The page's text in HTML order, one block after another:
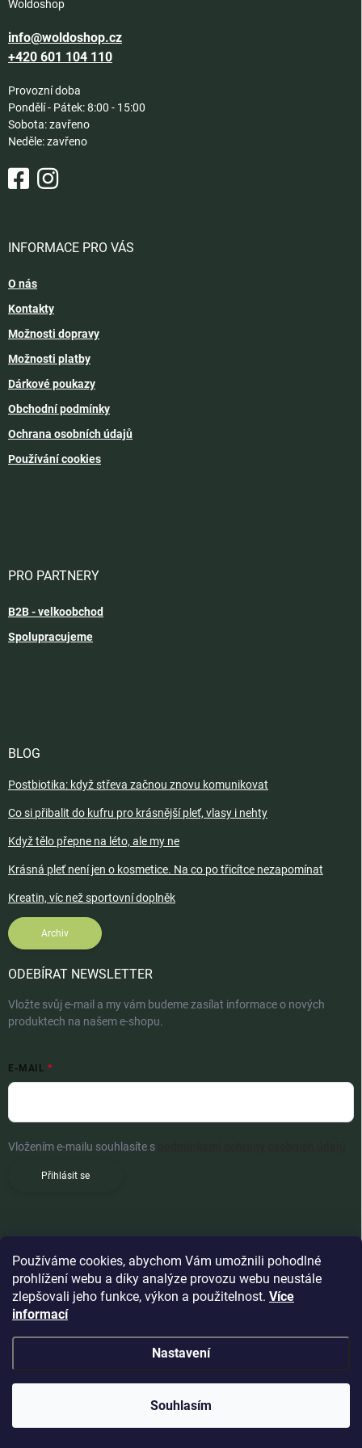
Používáme cookies, abychom Vám umožnili pohodlné
prohlížení webu a díky analýze provozu webu neustále
zlepšovali jeho funkce, výkon a použitelnost. Více
informací
Nastavení
Souhlasím
Woldoshop
info@woldoshop.cz
+420 601 104 110
Provozní doba
Pondělí - Pátek: 8:00 - 15:00
Sobota: zavřeno
Neděle: zavřeno
INFORMACE PRO VÁS
O nás
Kontakty
Možnosti dopravy
Možnosti platby
Dárkové poukazy
Obchodní podmínky
Ochrana osobních údajů
Používání cookies
PRO PARTNERY
B2B - velkoobchod
Spolupracujeme
BLOG
Postbiotika: když střeva začnou znovu komunikovat
Co si přibalit do kufru pro krásnější pleť, vlasy i nehty
Když tělo přepne na léto, ale my ne
Krásná pleť není jen o kosmetice. Na co po třicítce nezapomínat
Kreatin, víc než sportovní doplněk
Archiv
ODEBÍRAT NEWSLETTER
Vložte svůj e-mail a my vám budeme zasílat informace o nových
produktech na našem e-shopu.
E-MAIL
Vložením e-mailu souhlasíte s
Přihlásit se
Woldoshop s.r.o. . Všechna práva vyhrazena.